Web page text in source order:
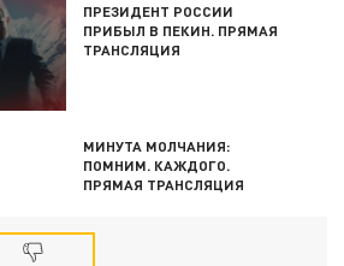
ПРЕЗИДЕНТ РОССИИ
ПРИБЫЛ В ПЕКИН. ПРЯМАЯ
ТРАНСЛЯЦИЯ
МИНУТА МОЛЧАНИЯ:
ПОМНИМ. КАЖДОГО.
ПРЯМАЯ ТРАНСЛЯЦИЯ